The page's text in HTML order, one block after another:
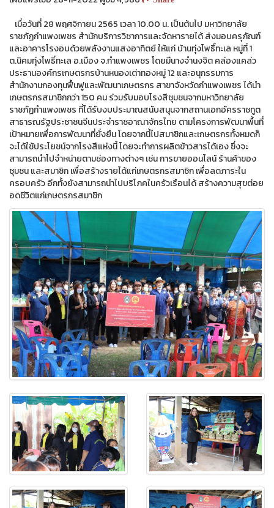
เมื่อวันที่ 28 พฤศจิกายน 2565 เวลา 10.00 น. เป็นต้นไป มหาวิทยาลัย
ราชภัฏกำแพงเพชร สำนักบริการวิชาการและจัดหารายได้ ส่งมอบครุภัณฑ์
และอาคารโรงอบด้วยพลังงานแสงอาทิตย์ ให้แก่ บ้านทุ่งโพธิ์ทะเล หมู่ที่ 1
ต.นิคมทุ่งโพธิ์ทะเล อ.เมือง จ.กำแพงเพชร โดยมีนางจำนงจิต คล่องแคล่ว
ประธานองค์กรเกษตรกรบ้านหนองเต่าทองหมู่ 12 และอนุกรรมการ
สำนักงานกองทุนฟื้นฟูและพัฒนาเกษตรกร สาขาจังหวัดกำแพงเพชร ได้นำ
เกษตรกรสมาชิกกว่า 150 คน ร่วมรับมอบโรงสีชุมชนจากมหาวิทยาลัย
ราชภัฏกำแพงเพชร ที่ได้รับงบประมาณสนับสนุนจากสถานเอกอัครราชทูต
สาธารณรัฐประชาชนจีนประจำราชอาณาจักรไทย ตามโครงการพัฒนาพื้นที่
เป้าหมายเพื่อการพัฒนาที่ยั่งยืน โดยจากนี้ไปสมาชิกและเกษตรกรทั้งหมดก็
จะได้ใช้ประโยชน์จากโรงสีแห่งนี้ โดยจะทำการผลิตข้าวสารได้เอง ซึ่งจะ
สามารถนำไปจำหน่ายตามช่องทางต่างๆ เช่น การขายออนไลน์ ร้านค้าของ
ชุมชน และสมาชิก เพื่อสร้างรายได้แก่เกษตรกรสมาชิก เพื่อลดภาระใน
ครอบครัว อีกทั้งยังสามารถนำไปบริโภคในครัวเรือนได้ สร้างความสุขต่อย
อดชีวิตแก่เกษตรกรสมาชิก